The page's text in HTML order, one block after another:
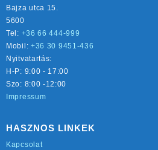
Bajza utca 15.
5600
Tel: +36 66 444-999
Mobil: +36 30 9451-436
Nyitvatartás:
H-P: 9:00 - 17:00
Szo: 8:00 -12:00
Impressum
HASZNOS LINKEK
Kapcsolat